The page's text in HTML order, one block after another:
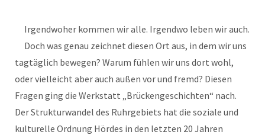
Irgendwoher kommen wir alle. Irgendwo leben wir auch.
Doch was genau zeichnet diesen Ort aus, in dem wir uns
tagtäglich bewegen? Warum fühlen wir uns dort wohl,
oder vielleicht aber auch außen vor und fremd? Diesen
Fragen ging die Werkstatt „Brückengeschichten“ nach.
Der Strukturwandel des Ruhrgebiets hat die soziale und
kulturelle Ordnung Hördes in den letzten 20 Jahren